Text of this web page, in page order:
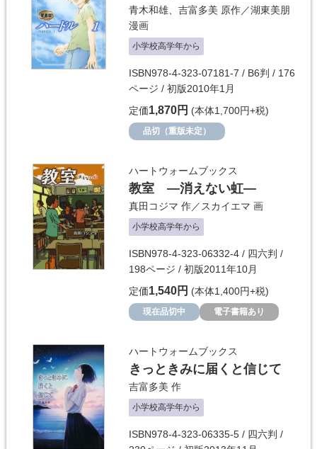
青木和雄 吉富多美 原作／湖東美朋
漫画
小学校高学年から
ISBN978-4-323-07181-7 / B6判 / 176
ページ / 初版2010年1月
定価1,870円 (本体1,700円+税)
品切（重版未定）
ハートウォームブックス
教室 ―消えない虹―
真田コジマ 作／ スカイエマ 画
小学校高学年から
ISBN978-4-323-06332-4 / 四六判 /
198ページ / 初版2011年10月
定価1,540円 (本体1,400円+税)
現在品切中 電子書籍あり
ハートウォームブックス
きっときみに届くと信じて
吉富多美 作
小学校高学年から
ISBN978-4-323-06335-5 / 四六判 /